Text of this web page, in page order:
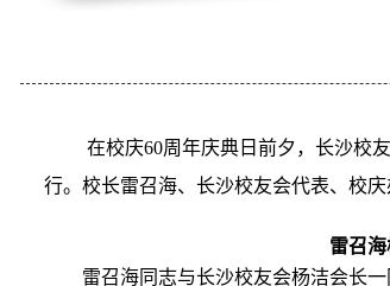
在校庆60周年庆典日前夕，长沙校
行。校长雷召海、长沙校友会代表、校
雷召
雷召海同志与长沙校友会杨洁会长